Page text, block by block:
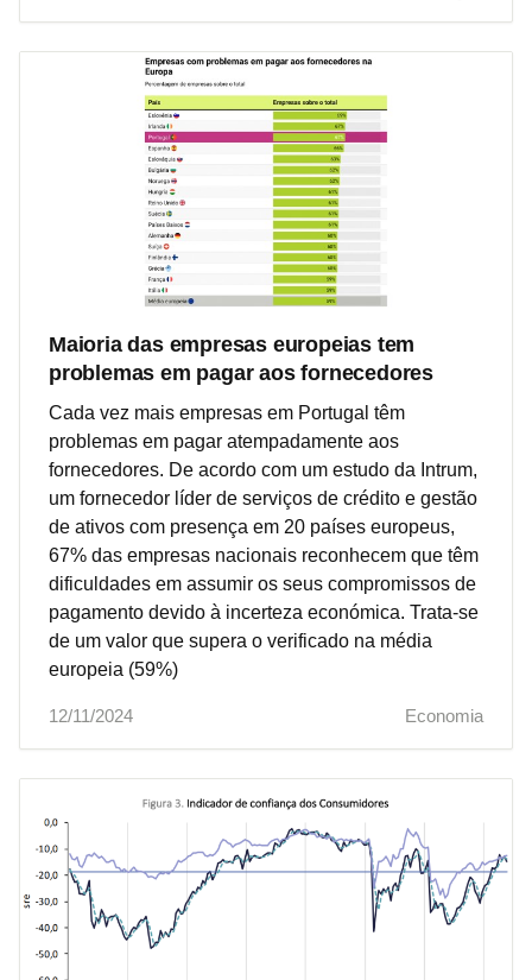
Maioria das empresas europeias tem
problemas em pagar aos fornecedores
Cada vez mais empresas em Portugal têm
problemas em pagar atempadamente aos
fornecedores. De acordo com um estudo da Intrum,
um fornecedor líder de serviços de crédito e gestão
de ativos com presença em 20 países europeus,
67% das empresas nacionais reconhecem que têm
dificuldades em assumir os seus compromissos de
pagamento devido à incerteza económica. Trata-se
de um valor que supera o verificado na média
europeia (59%)
12/11/2024 Economia